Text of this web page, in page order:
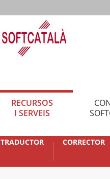
RECURSOS
I SERVEIS
TRADUCTOR CORRECTOR